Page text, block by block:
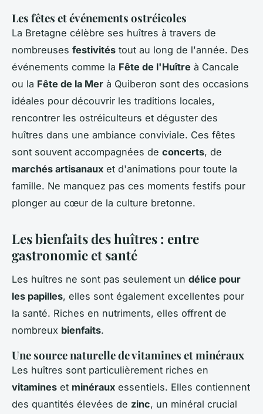
Les fêtes et événements ostréicoles
La Bretagne célèbre ses huîtres à travers de
nombreuses festivités tout au long de l'année. Des
événements comme la Fête de l'Huître à Cancale
ou la Fête de la Mer à Quiberon sont des occasions
idéales pour découvrir les traditions locales,
rencontrer les ostréiculteurs et déguster des
huîtres dans une ambiance conviviale. Ces fêtes
sont souvent accompagnées de concerts, de
marchés artisanaux et d'animations pour toute la
famille. Ne manquez pas ces moments festifs pour
plonger au cœur de la culture bretonne.
Les bienfaits des huîtres : entre
gastronomie et santé
Les huîtres ne sont pas seulement un délice pour
les papilles, elles sont également excellentes pour
la santé. Riches en nutriments, elles offrent de
nombreux bienfaits.
Une source naturelle de vitamines et minéraux
Les huîtres sont particulièrement riches en
vitamines et minéraux essentiels. Elles contiennent
des quantités élevées de zinc, un minéral crucial